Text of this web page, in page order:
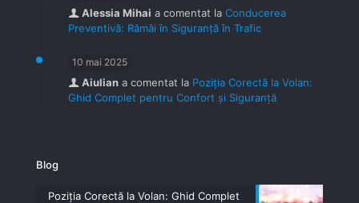
Alessia Mihai a comentat la Conducerea
Preventivă: Rămâi în Siguranță în Trafic
10 mai 2025
Aiulian a comentat la Poziția Corectă la Volan:
Ghid Complet pentru Confort și Siguranță
Blog
Poziția Corectă la Volan: Ghid Complet